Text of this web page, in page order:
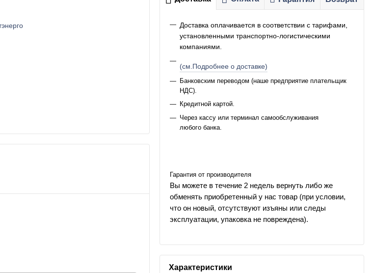
Доставка оплачивается в соответствии с тарифами,
установленными транспортно-логистическими
компаниями.
(см.Подробнее о доставке)
Банковским переводом (наше предприятие плательщик
НДС).
Кредитной картой.
Через кассу или терминал самообслуживания
любого банка.
Гарантия от производителя
Вы можете в течение 2 недель вернуть либо же
обменять приобретенный у нас товар (при условии,
что он новый, отсутствуют изъяны или следы
эксплуатации, упаковка не повреждена).
Характеристики